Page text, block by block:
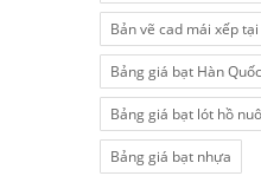
Bản vẽ cad mái xếp
Bảng giá bạt Hàn Quốc
Bảng giá bạt lót hồ
Bảng giá bạt nhựa